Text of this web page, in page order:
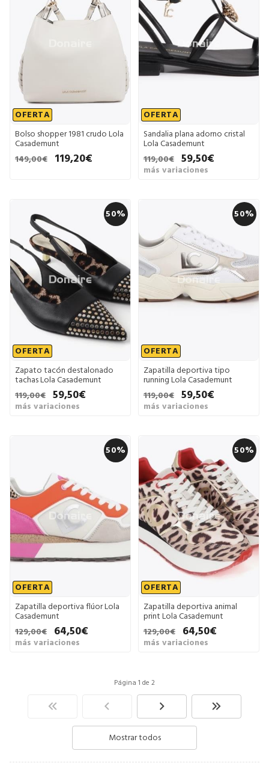
OFERTA
Bolso shopper 1981 crudo Lola
Casademunt
149,00€
119,20€
OFERTA
Sandalia plana adorno cristal
Lola Casademunt
119,00€ 59,50€
más variaciones
50%
OFERTA
Zapato tacón destalonado
tachas Lola Casademunt
119,00€ 59,50€
más variaciones
50%
OFERTA
Zapatilla deportiva tipo
running Lola Casademunt
119,00€ 59,50€
más variaciones
50%
OFERTA
Zapatilla deportiva flúor Lola
Casademunt
129,00€
64,50€
más variaciones
50%
OFERTA
Zapatilla deportiva animal
print Lola Casademunt
129,00€
64,50€
más variaciones
Página 1 de 2
Mostrar todos